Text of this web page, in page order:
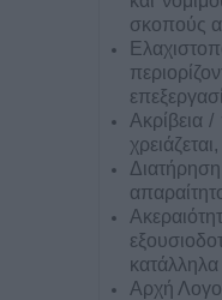
σκοπούς
Ακρίβεια
κατάλληλα
Αρχή